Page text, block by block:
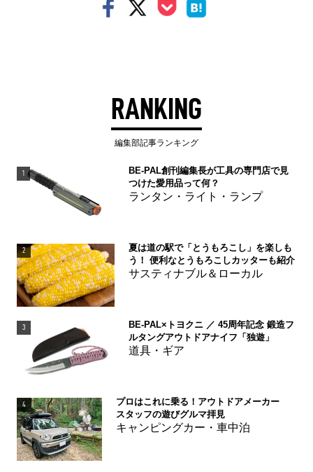
RANKING
編集部記事ランキング
1
BE-PAL創刊編集長が工具の専門店で見
つけた愛用品って何？
ランタン・ライト・ランプ
2
夏は道の駅で「とうもろこし」を楽しも
う！ 便利なとうもろこしカッターも紹介
サスティナブル＆ローカル
3
BE-PAL×トヨクニ ／ 45周年記念 鍛造フ
ルタングアウトドアナイフ「独遊」
道具・ギア
4
プロはこれに乗る！アウトドアメーカー
スタッフの遊びグルマ拝見
キャンピングカー・車中泊